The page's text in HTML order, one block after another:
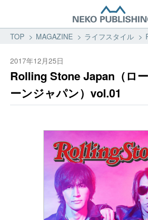
TOP MAGAZINE ライフスタイル
2017年12月25日
Rolling Stone Japan（ロ
ーンジャパン）vol.01